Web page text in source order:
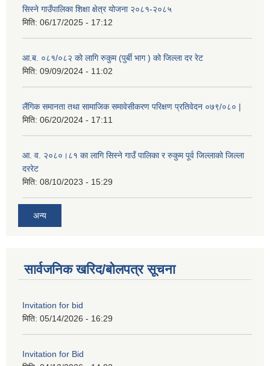
सिस्ने गाउँपालिका शिक्षा क्षेत्र योजना २०८१-२०८५
मिति: 06/17/2025 - 17:12
आ.ब. ०८१/०८२ को लागि रुकुम (पुर्बी भाग ) को जिल्ला दर रेट
मिति: 09/09/2024 - 11:02
लैंगिक समानता तथा सामाजिक समावेसीकरण परिक्षण प्रतिवेदन ०७९/०८० |
मिति: 06/20/2024 - 17:11
आ. व. २०८०।८१ का लागि सिस्ने गाउँ पालिका र रुकुम पूर्व जिल्लाको जिल्ला
दररेट
मिति: 08/10/2023 - 15:29
अन्य
सार्वजनिक खरिद/बोलपत्र सूचना
Invitation for bid
मिति: 05/14/2026 - 16:29
Invitation for Bid